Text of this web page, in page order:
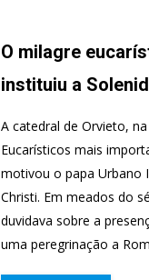
O milagre
instituiu a
A catedral de Orvieto,
Eucarísticos mais
motivou o papa Urbano
Christi. Em meados do
duvidava sobre a
uma peregrinação a